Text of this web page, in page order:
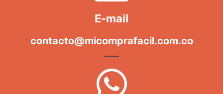
E-mail
contacto@micomprafacil.com.co